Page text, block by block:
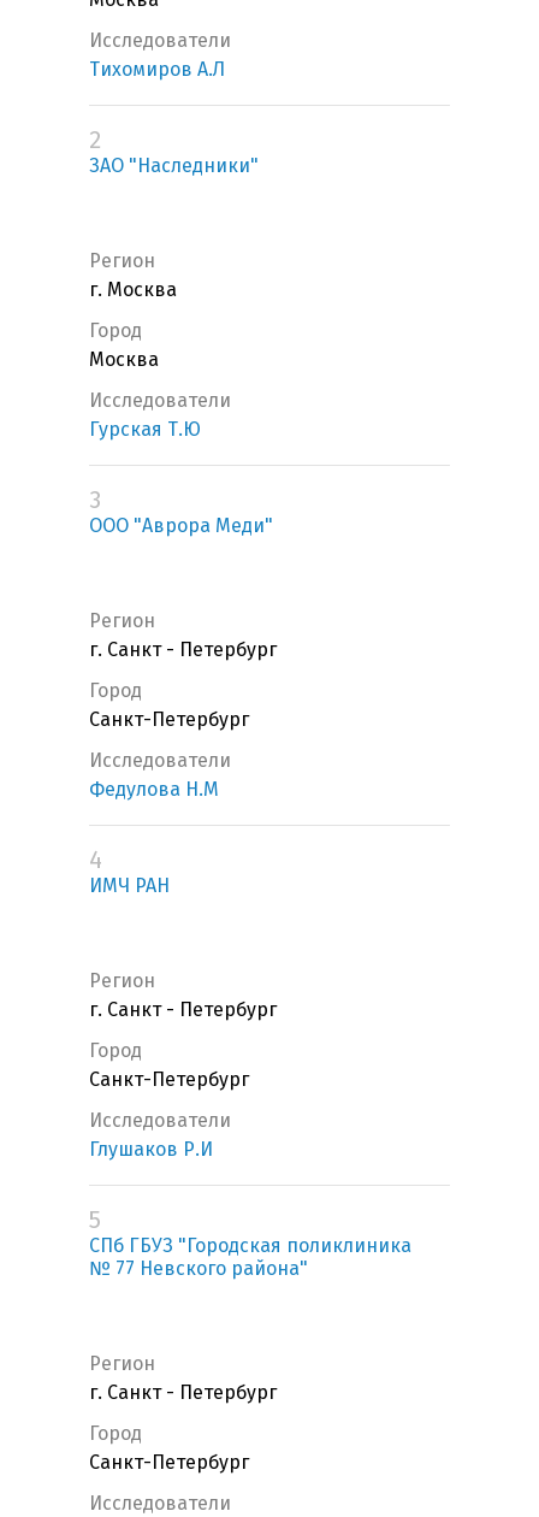
Исследователи
Тихомиров А.Л
2
ЗАО "Наследники"
Регион
г. Москва
Город
Москва
Исследователи
Гурская Т.Ю
3
ООО "Аврора Меди"
Регион
г. Санкт - Петербург
Город
Санкт-Петербург
Исследователи
Федулова Н.М
4
ИМЧ РАН
Регион
г. Санкт - Петербург
Город
Санкт-Петербург
Исследователи
Глушаков Р.И
5
СПб ГБУЗ "Городская поликлиника
№ 77 Невского района"
Регион
г. Санкт - Петербург
Город
Санкт-Петербург
Исследователи